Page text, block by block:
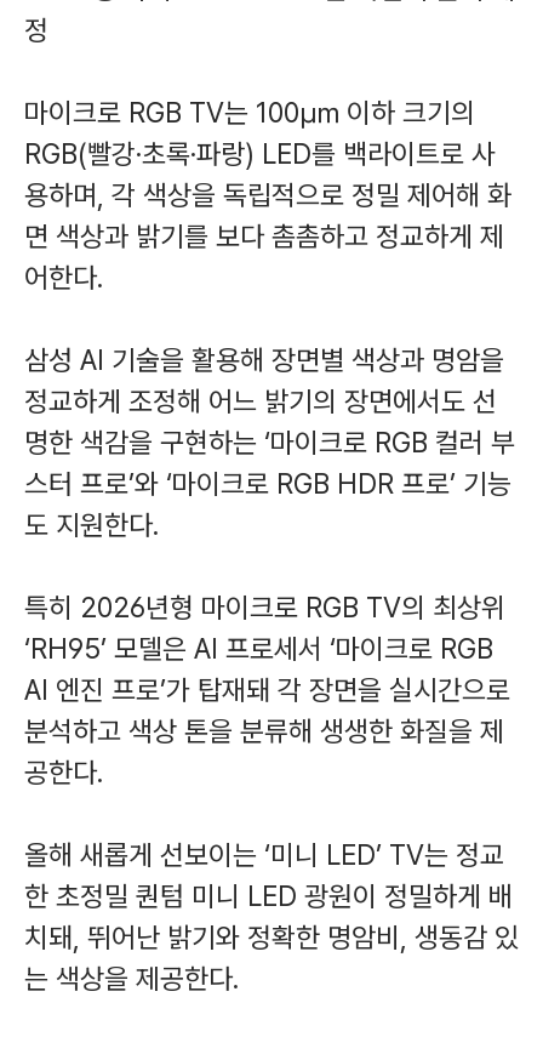
정
마이크로 RGB TV는 100㎛ 이하 크기의
RGB(빨강·초록·파랑) LED를 백라이트로 사
용하며, 각 색상을 독립적으로 정밀 제어해 화
면 색상과 밝기를 보다 촘촘하고 정교하게 제
어한다.
삼성 AI 기술을 활용해 장면별 색상과 명암을
정교하게 조정해 어느 밝기의 장면에서도 선
명한 색감을 구현하는 ‘마이크로 RGB 컬러 부
스터 프로’와 ‘마이크로 RGB HDR 프로’ 기능
도 지원한다.
특히 2026년형 마이크로 RGB TV의 최상위
‘RH95’ 모델은 AI 프로세서 ‘마이크로 RGB
AI 엔진 프로’가 탑재돼 각 장면을 실시간으로
분석하고 색상 톤을 분류해 생생한 화질을 제
공한다.
올해 새롭게 선보이는 ‘미니 LED’ TV는 정교
한 초정밀 퀀텀 미니 LED 광원이 정밀하게 배
치돼, 뛰어난 밝기와 정확한 명암비, 생동감 있
는 색상을 제공한다.